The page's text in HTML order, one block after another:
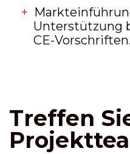
Unterstützung
CE-Vorschriften.
Treffen